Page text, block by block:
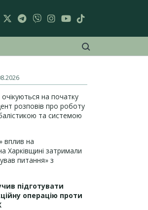
на початку
розповів про роботу
та системою
вплив на
Харківщині затримали
питання» з
підготувати
операцію проти